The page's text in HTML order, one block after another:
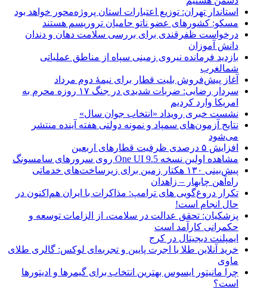
استاندار تهران: توزیع اعتبارات استان پروژه‌محور خواهد بود
مسکو: کشورهای عضو ناتو حامیان تروریسم هستند
درخواست ظفرقندی برای بررسی سلامت دهان و دندان
دانش آموزان
بازدید فرمانده نیروی زمینی سپاه از مناطق عملیاتی
شمالغرب
آغاز پیش‌فروش بلیت قطار برای نیمۀ دوم مرداد
سردار رضایی: ضربات شدیدی در جنگ ۱۷ روزه محرم به
امریکا وارد کردیم
نشست خبری رویداد «انتخاب جوان سال»
نتایج آزمون‌های سمپاد و نمونه دولتی هفته آینده منتشر
می‌شود
افزایش ۵ درصدی ظرفیت قطارهای اربعین
مشاهده اولین نسخه One UI 9.5 روی سرورهای سامسونگ
پیش‌بینی ۱۳۰ هکتار زمین برای زیرساخت‌های خدماتی
راه‌آهن چابهار – زاهدان
تکرار دروغ‌گویی های ترامپ: مذاکرات با ایران هم‌اکنون در
حال انجام است!
پزشکیان: تحقق عدالت در سلامت، از الزامات توسعه و
حکمرانی کارآمد است
ایمپلنت دیجیتال در کرج
خرید آنلاین طلا با اجرت پایین و تجربه‌ای لوکس: گالری طلای
ماوی
چرا مانیتور ایسوس بهترین انتخاب برای گیمرها و ادیتورها
است؟